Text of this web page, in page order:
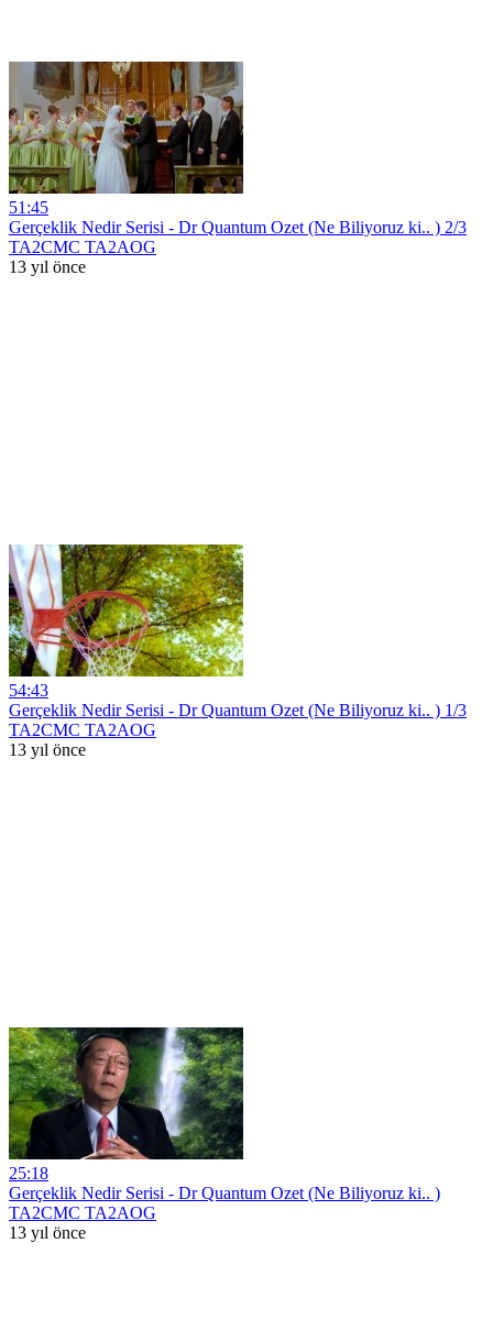
51:45
Gerçeklik Nedir Serisi - Dr Quantum Ozet (Ne Biliyoruz ki.. ) 2/3
TA2CMC TA2AOG
13 yıl önce
54:43
Gerçeklik Nedir Serisi - Dr Quantum Ozet (Ne Biliyoruz ki.. ) 1/3
TA2CMC TA2AOG
13 yıl önce
25:18
Gerçeklik Nedir Serisi - Dr Quantum Ozet (Ne Biliyoruz ki.. )
TA2CMC TA2AOG
13 yıl önce